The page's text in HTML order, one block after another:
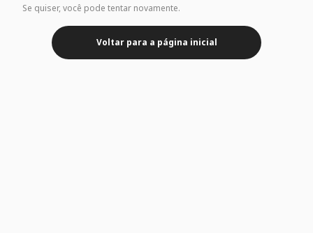
Se quiser, você pode tentar novamente.
Voltar para a página inicial